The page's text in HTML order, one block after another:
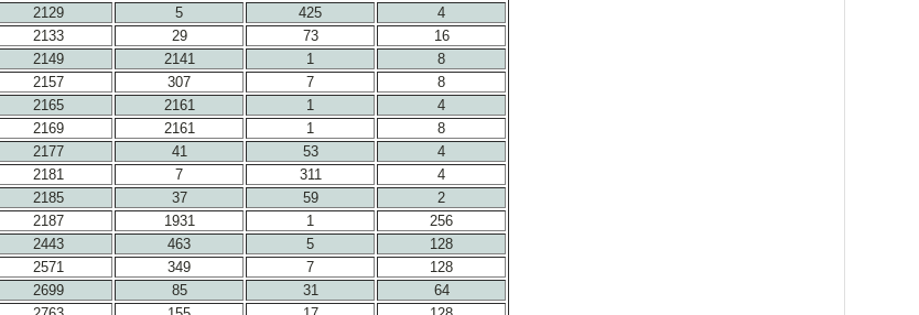
2129 5 425
4
2133 29 73
16
2149 2141 1
8
2157 307 7
8
2165 2161 1
4
2169 2161 1
8
2177 41 53
4
2181 7 311
4
2185 37 59
2
2187 1931 1
256
2443 463 5
128
2571 349 7
128
2699 85 31
64